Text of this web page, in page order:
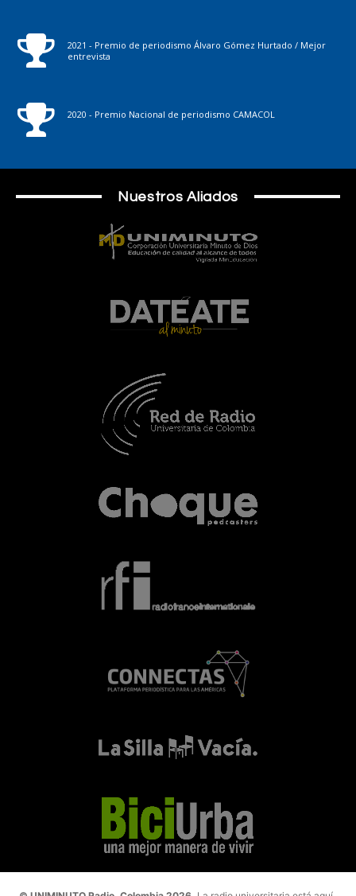
2021 - Premio de periodismo Álvaro Gómez Hurtado / Mejor
entrevista
2020 - Premio Nacional de periodismo CAMACOL
Nuestros Aliados